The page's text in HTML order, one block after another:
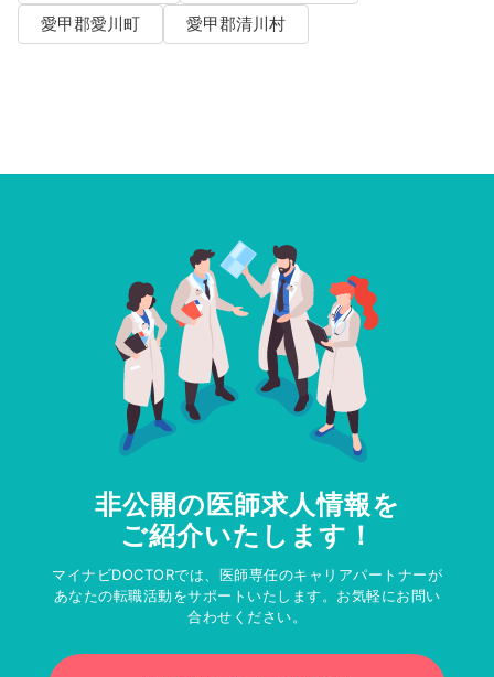
愛甲郡愛川町
愛甲郡清川村
非公開の医師求人情報を
ご紹介いたします！
マイナビDOCTORでは、医師専任のキャリアパートナーが
あなたの転職活動をサポートいたします。お気軽にお問い
合わせください。